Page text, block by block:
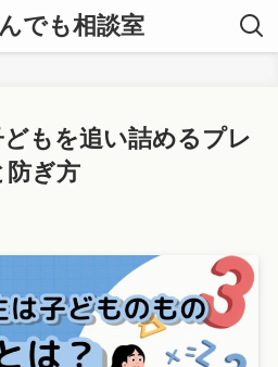
でも相談室
もを追い詰めるプレ
防ぎ方